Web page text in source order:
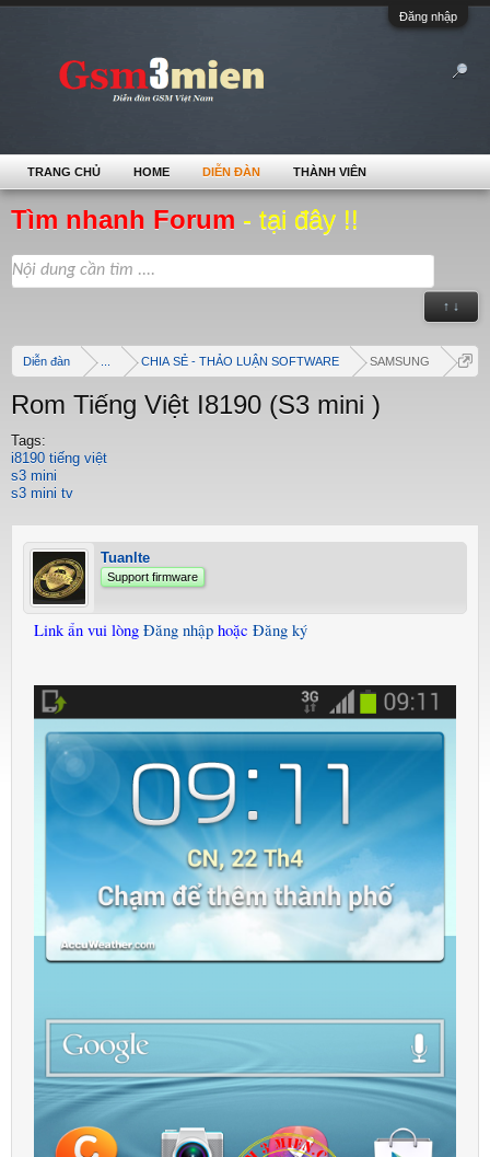
Đăng nhập
Tìm nhanh Forum - tại đây !!
↑ ↓
Diễn đàn CHIA SẺ - THẢO LUẬN SOFTWARE SAMSUNG
Rom Tiếng Việt I8190 (S3 mini )
Tags:
i8190 tiếng việt
s3 mini
s3 mini tv
Tuanlte
Support firmware
Link ẩn vui lòng Đăng nhập hoặc Đăng ký
TRANG CHỦ HOME DIỄN ĐÀN THÀNH VIÊN